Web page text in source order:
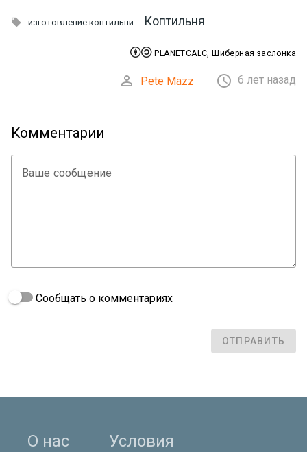
 изготовление коптильни Коптильня
 PLANETCALC, Шиберная заслонка
 Pete Mazz  6 лет назад
Комментарии
Ваше сообщение
Сообщать о комментариях
ОТПРАВИТЬ
О нас Условия